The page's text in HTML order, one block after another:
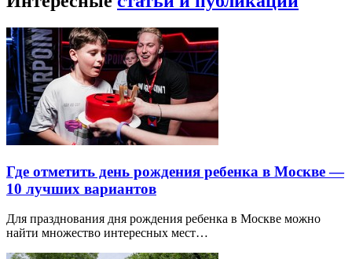
Где отметить день рождения ребенка в Москве —
10 лучших вариантов
Для празднования дня рождения ребенка в Москве можно
найти множество интересных мест…